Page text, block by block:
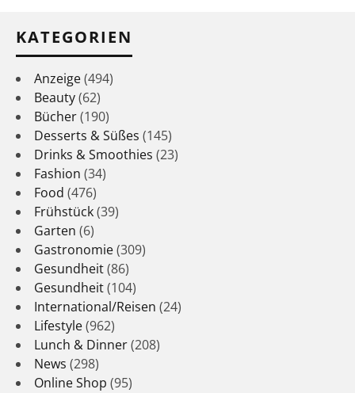
KATEGORIEN
Anzeige(494)
Beauty(62)
Bücher(190)
Desserts & Süßes (145)
Drinks & Smoothies (23)
Fashion (34)
Food (476)
Frühstück(39)
Garten (6)
Gastronomie(309)
Gesundheit(86)
Gesundheit(104)
International/Reisen (24)
Lifestyle(962)
Lunch & Dinner(208)
News (298)
Online Shop (95)